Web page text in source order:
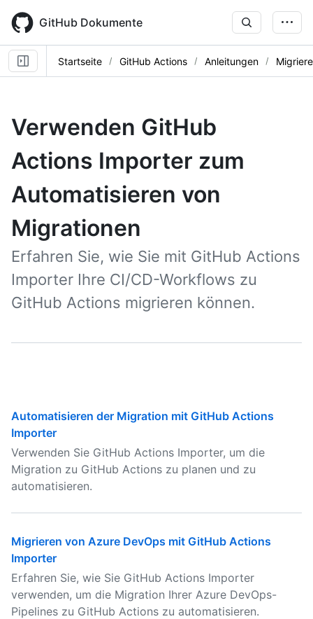
main
content
GitHub Dokumente
Startseite GitHub Actions Anleitungen
Verwenden GitHub
Actions Importer zum
Automatisieren von
Migrationen
Erfahren Sie, wie Sie mit GitHub Actions
Importer Ihre CI/CD-Workflows zu
GitHub Actions migrieren können.
Automatisieren der Migration mit GitHub Actions
Importer
Verwenden Sie GitHub Actions Importer, um die
Migration zu GitHub Actions zu planen und zu
automatisieren.
Migrieren von Azure DevOps mit GitHub Actions
Importer
Erfahren Sie, wie Sie GitHub Actions Importer
verwenden, um die Migration Ihrer Azure DevOps-
Pipelines zu GitHub Actions zu automatisieren.